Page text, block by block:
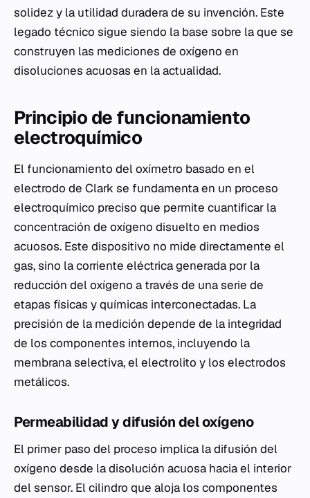
solidez y la utilidad duradera de su invención. Este
legado técnico sigue siendo la base sobre la que se
construyen las mediciones de oxígeno en
disoluciones acuosas en la actualidad.
Principio de funcionamiento
electroquímico
El funcionamiento del oxímetro basado en el
electrodo de Clark se fundamenta en un proceso
electroquímico preciso que permite cuantificar la
concentración de oxígeno disuelto en medios
acuosos. Este dispositivo no mide directamente el
gas, sino la corriente eléctrica generada por la
reducción del oxígeno a través de una serie de
etapas físicas y químicas interconectadas. La
precisión de la medición depende de la integridad
de los componentes internos, incluyendo la
membrana selectiva, el electrolito y los electrodos
metálicos.
Permeabilidad y difusión del oxígeno
El primer paso del proceso implica la difusión del
oxígeno desde la disolución acuosa hacia el interior
del sensor. El cilindro que aloja los componentes